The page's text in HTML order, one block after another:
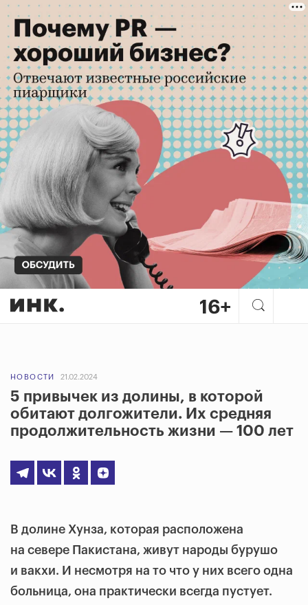
НОВОСТИ 21.02.2024
5 привычек из долины, в которой
обитают долгожители. Их средняя
продолжительность жизни — 100 лет
В долине Хунза, которая расположена
на севере Пакистана, живут народы бурушо
и вакхи. И несмотря на то что у них всего одна
больница, она практически всегда пустует.